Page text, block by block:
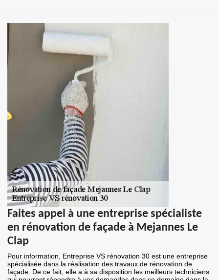
Faites appel à une entreprise spécialiste
en rénovation de façade à Mejannes Le
Clap
Pour information, Entreprise VS rénovation 30 est une entreprise
spécialisée dans la réalisation des travaux de rénovation de
façade. De ce fait, elle a à sa disposition les meilleurs techniciens